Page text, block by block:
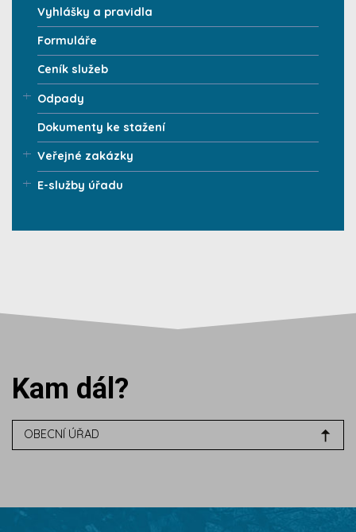
Vyhlášky a pravidla
Formuláře
Ceník služeb
Odpady
Dokumenty ke stažení
Veřejné zakázky
E-služby úřadu
Kam dál?
OBECNÍ ÚŘAD